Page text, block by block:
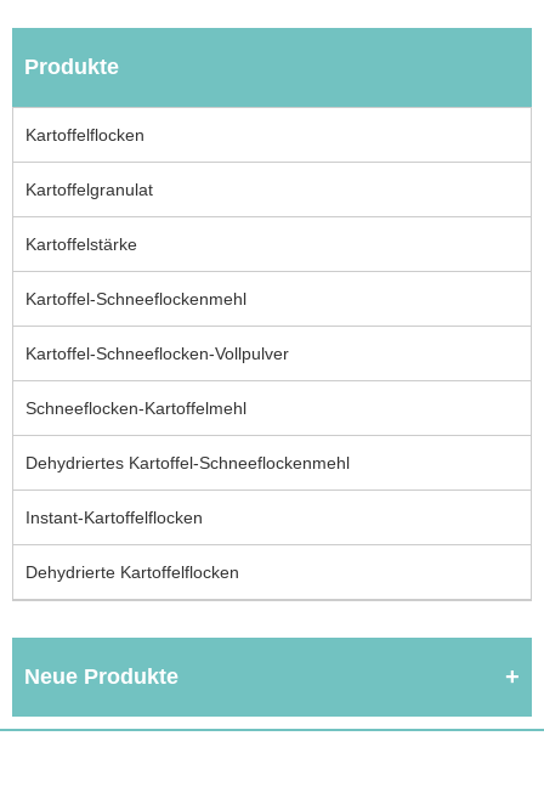
Produkte
Kartoffelflocken
Kartoffelgranulat
Kartoffelstärke
Kartoffel-Schneeflockenmehl
Kartoffel-Schneeflocken-Vollpulver
Schneeflocken-Kartoffelmehl
Dehydriertes Kartoffel-Schneeflockenmehl
Instant-Kartoffelflocken
Dehydrierte Kartoffelflocken
Neue Produkte